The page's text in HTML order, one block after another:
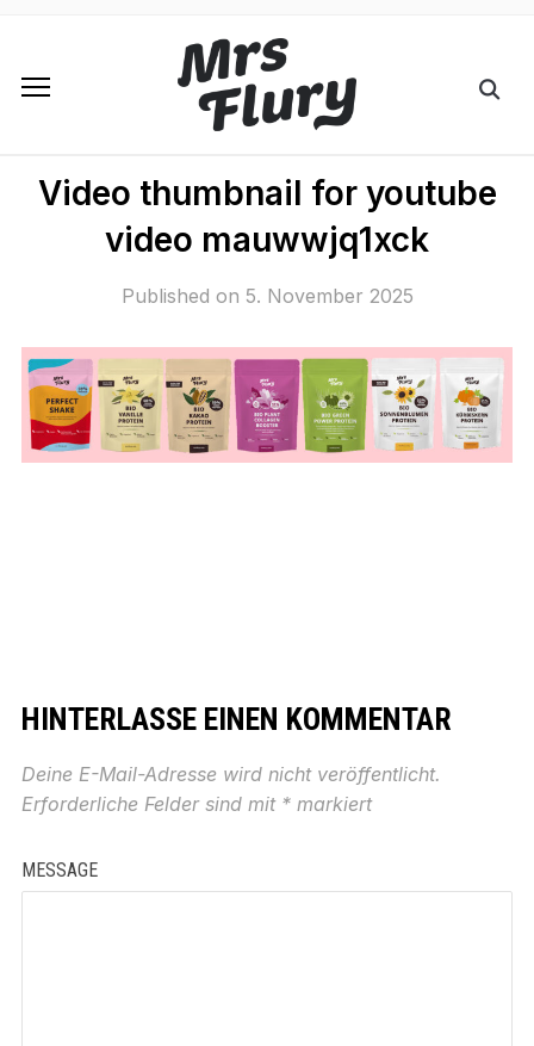
Video thumbnail for youtube
video mauwwjq1xck
Published on 5. November 2025
HINTERLASSE EINEN KOMMENTAR
Deine E-Mail-Adresse wird nicht veröffentlicht.
Erforderliche Felder sind mit *markiert
MESSAGE